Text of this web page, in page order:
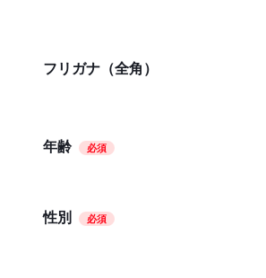
フリガナ（全角）
年齢 必須
性別 必須